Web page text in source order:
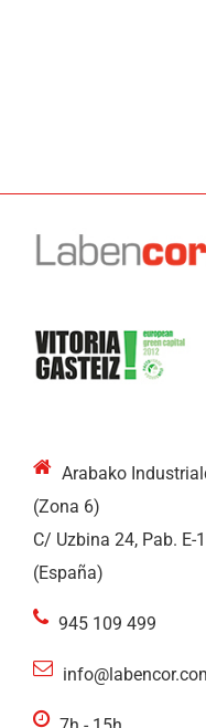
Arabako
(Zona 6)
C/ Uzbina 24, Pab.
(España)
945 109 499